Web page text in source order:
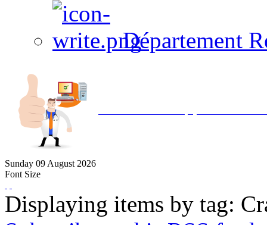
Département
Sunday 09 August 2026
Font Size
Displaying items by tag: